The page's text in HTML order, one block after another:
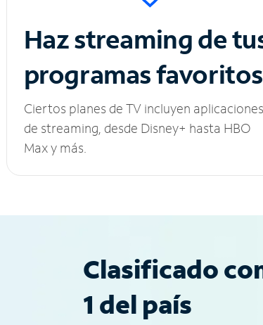
Haz streaming de
programas favoritos
Ciertos planes de TV incluyen aplicaciones
de streaming, desde Disney+ hasta HBO
Max y más.
Clasificado
1 del país